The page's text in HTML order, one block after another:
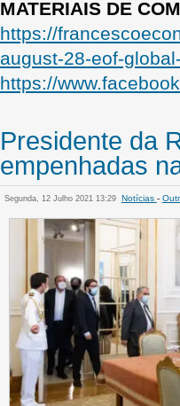
MATERIAIS DE
https://
august-28-eof-
https://
Presidente da
empenhadas
Segunda, 12 Julho 2021 13:29 Notícias -